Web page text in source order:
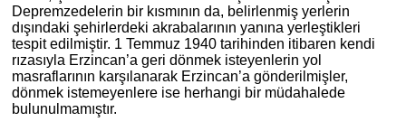
Depremzedelerin bir kısmının da, belirlenmiş yerlerin
dışındaki şehirlerdeki akrabalarının yanına yerleştikleri
tespit edilmiştir. 1 Temmuz 1940 tarihinden itibaren kendi
rızasıyla Erzincan’a geri dönmek isteyenlerin yol
masraflarının karşılanarak Erzincan’a gönderilmişler,
dönmek istemeyenlere ise herhangi bir müdahalede
bulunulmamıştır.